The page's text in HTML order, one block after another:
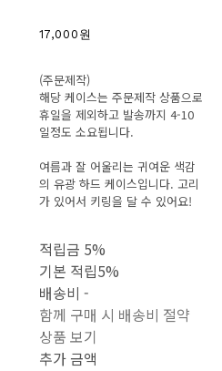
17,000원
(주문제작)
해당 케이스는 주문제작 상품으로
휴일을 제외하고 발송까지 4-10
일정도 소요됩니다.
여름과 잘 어울리는 귀여운 색감
의 유광 하드 케이스입니다. 고리
가 있어서 키링을 달 수 있어요!
적립금 5%
기본 적립5%
배송비 -
함께 구매 시 배송비 절약
상품 보기
추가 금액